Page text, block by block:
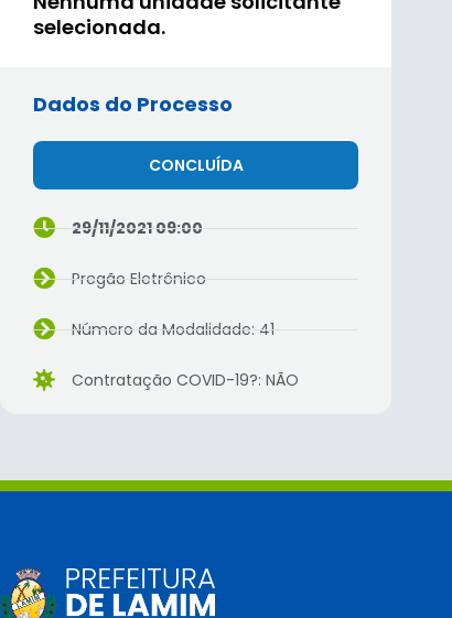
selecionada.
Dados do Processo
CONCLUÍDA
29/11/2021 09:00
Pregão Eletrônico
Número da Modalidade: 41
Contratação COVID-19?: NÃO